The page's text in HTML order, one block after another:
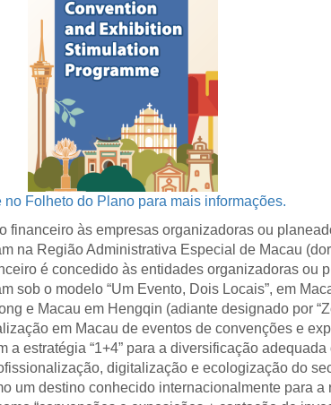
no Folheto do Plano para mais informações.
financeiro às empresas organizadoras ou
na Região Administrativa Especial de Macau
é concedido às entidades organizadoras ou
sob o modelo “Um Evento, Dois Locais”, em
e Macau em Hengqin (adiante designado por
em Macau de eventos de convenções e
estratégia “1+4” para a diversificação
digitalização e ecologização do
um destino conhecido internacionalmente para